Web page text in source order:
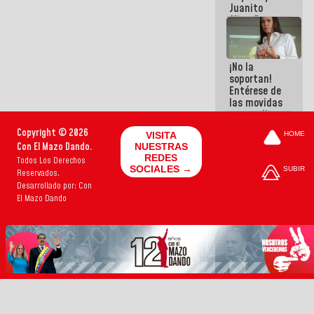
Juanito
Alimaña son
harina del
mismo
costal
¡No la
soportan!
Entérese de
las movidas
que realizan
cómplices
sacudírsela
Copyright © 2026
Con El Mazo Dando.
Todos Los Derechos
Reservados.
Desarrollado por: Con
El Mazo Dando
VISITA
NUESTRAS
REDES
SOCIALES →
HOME
SUBIR